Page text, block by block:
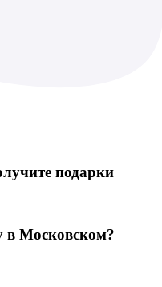
подарки
в Московском?